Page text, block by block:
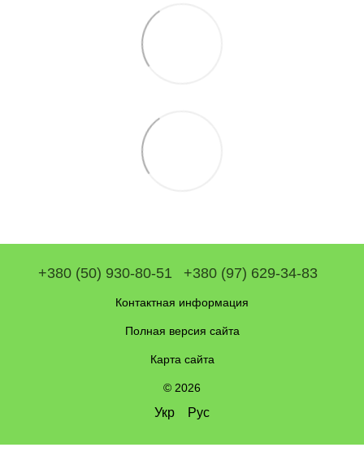
+380 (50) 930-80-51 +380 (97) 629-34-83
Контактная информация
Полная версия сайта
Карта сайта
© 2026
Укр Рус